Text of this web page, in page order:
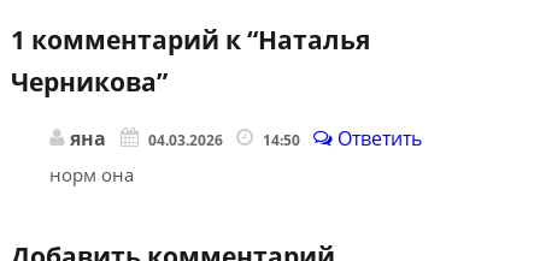
1 комментарий к “Наталья
Черникова”
яна 04.03.2026 14:50 Ответить
норм она